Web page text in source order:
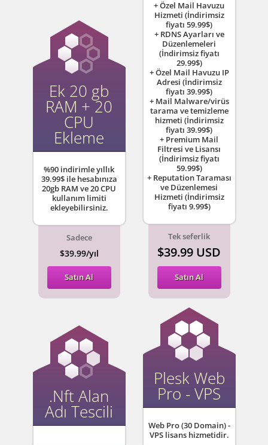
Ek 20 gb
RAM + 20
CPU
Ekleme
%90 indirimle yıllık
39.99$ ile hesabınıza
20gb RAM ve 20 CPU
kullanım limiti
ekleyebilirsiniz.
Sadece
$39.99/yıl
Satın Al
+ Özel Mail Havuzu
Hizmeti (İndirimsiz
fiyatı 59.99$)
+ RDNS Ayarları ve
Düzenlemeleri
(İndirimsiz fiyatı
29.99$)
+ Özel Mail Havuzu IP
Adresi (İndirimsiz
fiyatı 39.99$)
+ Mail Malware/virüs
tarama ve temizleme
hizmeti (İndirimsiz
fiyatı 39.99$)
+ Premium Mail
Filtresi ve Lisansı
(İndirimsiz fiyatı
59.99$)
+ Reputation Taraması
ve Düzenlemesi
Hizmeti (İndirimsiz
fiyatı 9.99$)
Tek seferlik
$39.99 USD
Satın Al
.Nft Alan
Adı Tescili
Plesk Web
Pro - VPS
Web Pro (30 Domain) -
VPS lisans hizmetidir.